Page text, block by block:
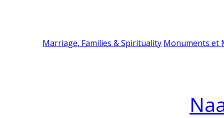
Marriage, Families & Spirituality Monuments et